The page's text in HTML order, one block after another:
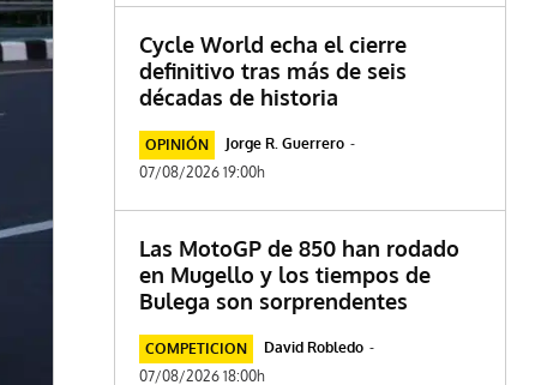
Cycle World echa el cierre
definitivo tras más de seis
décadas de historia
OPINIÓN Jorge R. Guerrero -
07/08/2026 19:00h
Las MotoGP de 850 han rodado
en Mugello y los tiempos de
Bulega son sorprendentes
COMPETICION David Robledo -
07/08/2026 18:00h